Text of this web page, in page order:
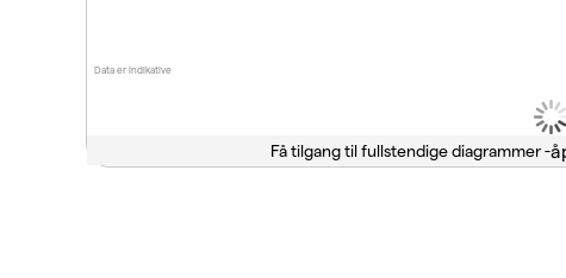
Data er indikative
Få tilgang til fullstendige diagrammer -